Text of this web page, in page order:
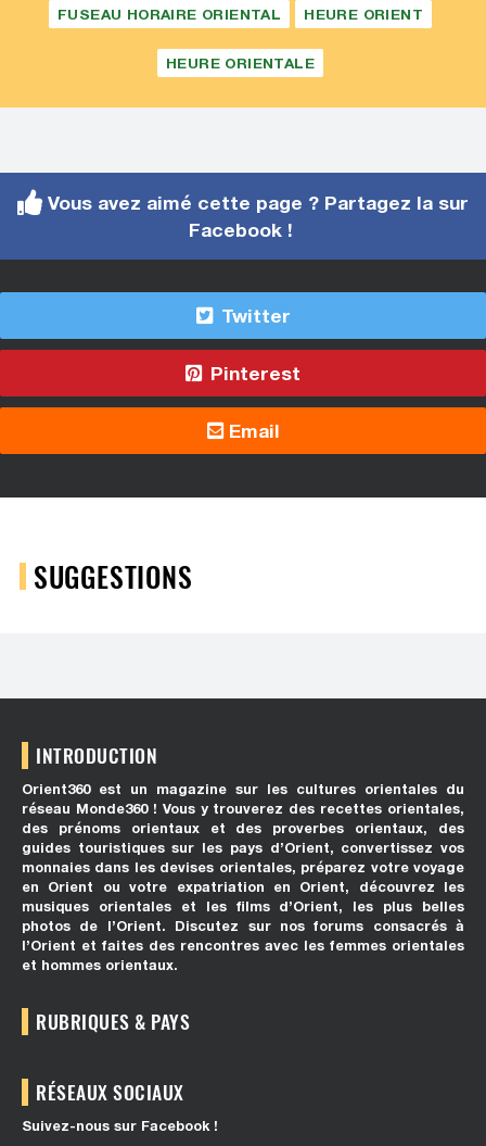
FUSEAU HORAIRE ORIENTAL HEURE ORIENT
HEURE ORIENTALE
Vous avez aimé cette page ? Partagez la sur
Facebook !
Twitter
Pinterest
Email
SUGGESTIONS
INTRODUCTION
Orient360 est un magazine sur les cultures orientales du
réseau Monde360 ! Vous y trouverez des recettes orientales,
des prénoms orientaux et des proverbes orientaux, des
guides touristiques sur les pays d’Orient, convertissez vos
monnaies dans les devises orientales, préparez votre voyage
en Orient ou votre expatriation en Orient, découvrez les
musiques orientales et les films d’Orient, les plus belles
photos de l’Orient. Discutez sur nos forums consacrés à
l’Orient et faites des rencontres avec les femmes orientales
et hommes orientaux.
RUBRIQUES & PAYS
RÉSEAUX SOCIAUX
Suivez-nous sur Facebook !